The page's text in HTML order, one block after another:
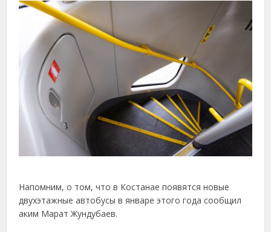
Напомним, о том, что в Костанае появятся новые
двухэтажные автобусы в январе этого года сообщил
аким Марат Жундубаев.